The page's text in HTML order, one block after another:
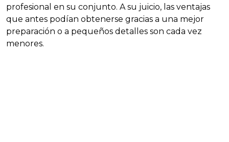
profesional en su conjunto. A su juicio, las ventajas
que antes podían obtenerse gracias a una mejor
preparación o a pequeños detalles son cada vez
menores.